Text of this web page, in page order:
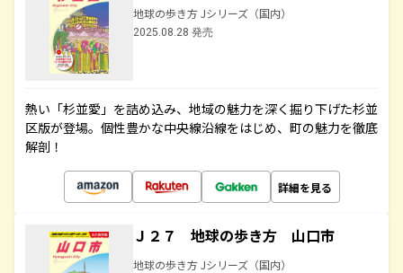
地球の歩き方 Jシリーズ（国内）
2025.08.28 発売
熱い「杉並愛」を詰め込み、地域の魅力を深く掘り下げた杉並
区版が登場。個性豊かな中央線沿線をはじめ、町の魅力を徹底
解剖！
詳細を見る
Ｊ２７ 地球の歩き方 山口市
地球の歩き方 Jシリーズ（国内）